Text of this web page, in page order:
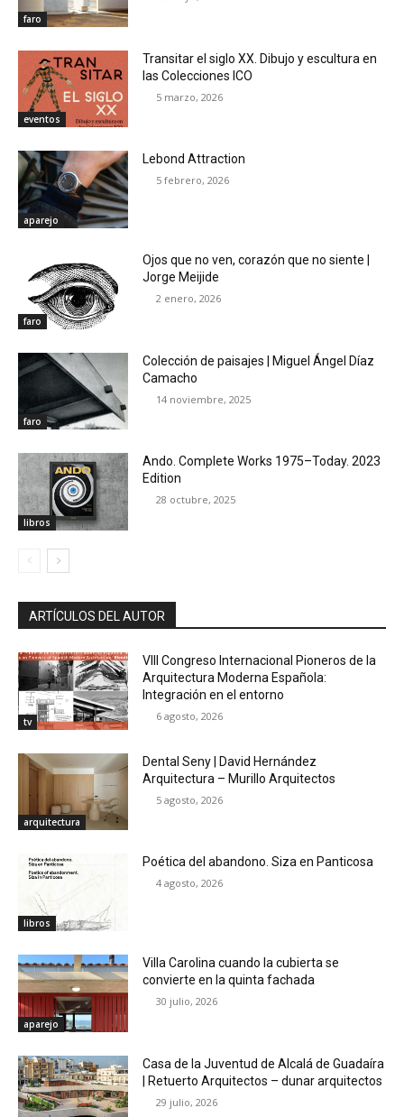
faro
eventos
Transitar el siglo XX. Dibujo y escultura en
las Colecciones ICO
5 marzo, 2026
aparejo
Lebond Attraction
5 febrero, 2026
faro
Ojos que no ven, corazón que no siente |
Jorge Meijide
2 enero, 2026
faro
Colección de paisajes | Miguel Ángel Díaz
Camacho
14 noviembre, 2025
libros
Ando. Complete Works 1975–Today. 2023
Edition
28 octubre, 2025
ARTÍCULOS DEL AUTOR
tv
VIII Congreso Internacional Pioneros de la
Arquitectura Moderna Española:
Integración en el entorno
6 agosto, 2026
arquitectura
Dental Seny | David Hernández
Arquitectura – Murillo Arquitectos
5 agosto, 2026
libros
Poética del abandono. Siza en Panticosa
4 agosto, 2026
aparejo
Villa Carolina cuando la cubierta se
convierte en la quinta fachada
30 julio, 2026
Casa de la Juventud de Alcalá de Guadaíra
| Retuerto Arquitectos – dunar arquitectos
29 julio, 2026